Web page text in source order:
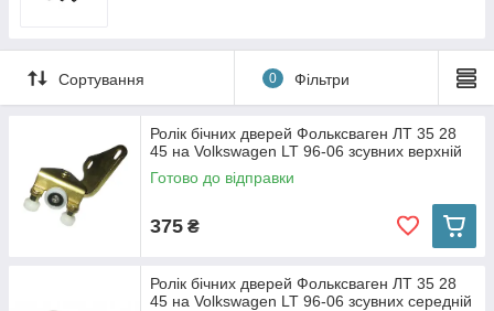
Сортування 0 Фільтри
Ролік бічних дверей Фольксваген ЛТ 35 28
45 на Volkswagen LT 96-06 зсувних верхній
Готово до відправки
375 ₴
Ролік бічних дверей Фольксваген ЛТ 35 28
45 на Volkswagen LT 96-06 зсувних середній